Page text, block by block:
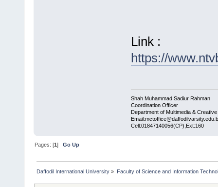
Link :
https://
Shah Muhammad Sadiur Rahman
Coordination Officer
Department of Multimedia &
Cell:01847140056(CP),Ext:160
Pages: [1]Go Up
Daffodil International University » Faculty of Science and Information